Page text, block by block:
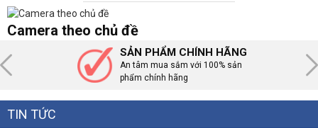
Camera theo chủ đề
SẢN PHẨM CHÍNH HÃNG
An tâm mua sắm với 100% sản
phẩm chính hãng
TIN TỨC